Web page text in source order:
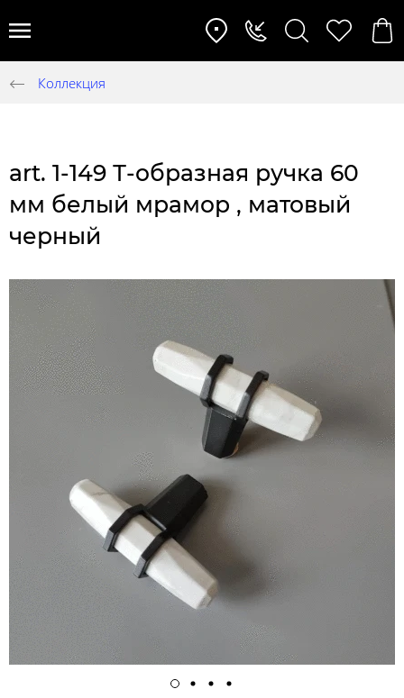
Коллекция
art. 1-149 Т-образная ручка 60
мм белый мрамор , матовый
черный